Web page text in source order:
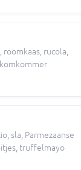
rucola,
sla, Parmezaanse
truffelmayo